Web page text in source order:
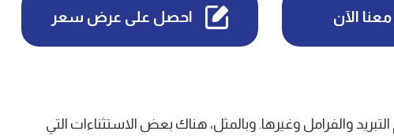
الآن احصل على عرض سعر
والفرامل وغيرها. وبالمثل، هناك بعض الاستثناءات التي